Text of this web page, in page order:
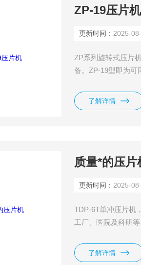
ZP-19压片机
更新时间： 2025-
ZP系列旋转式压片
备。ZP-19型即为可
了解详情
质量*的压片
更新时间： 2025-
TDP-6T单冲压片机
工厂、医院及科研
片规格范围，能适
品的要求，深受各
了解详情